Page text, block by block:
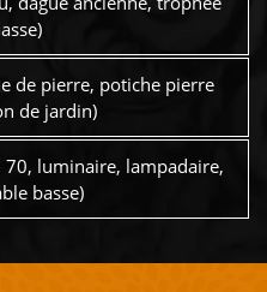
de pierre, potiche pierre
de jardin)
70, luminaire, lampadaire,
basse)